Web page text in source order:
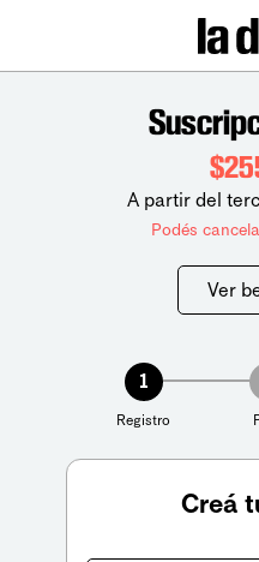
A partir del
Podés
Ver
1
Registro
Creá